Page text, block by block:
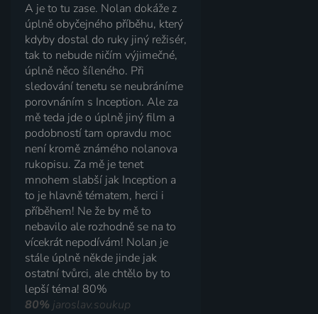
A je to tu zase. Nolan dokáže z
úplně obyčejného příběhu, který
kdyby dostal do ruky jiný režisér,
tak to nebude ničím výjimečné,
úplně něco šíleného. Při
sledování tenetu se neubráníme
porovnáním s Inception. Ale za
mě teda jde o úplně jiný film a
podobností tam opravdu moc
není kromě známého nolanova
rukopisu. Za mě je tenet
mnohem slabší jak Inception a
to je hlavně tématem, herci i
příběhem! Ne že by mě to
nebavilo ale rozhodně se na to
vícekrát nepodívám! Nolan je
stále úplně někde jinde jak
ostatní tvůrci, ale chtělo by to
lepší téma! 80%
80% jaroslav.soukup